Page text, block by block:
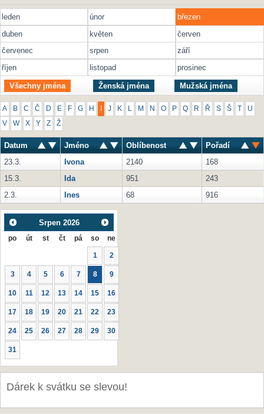
leden únor
březen
duben
květen
červen
červenec
srpen
září
říjen
listopad prosinec
Všechny jména Ženská jména Mužská jména
A B C Č D E F G H J K M N O P Q R Ř S Š U
V W X Y Z Ž
Datum Jméno Oblíbenost
Pořadí
23.3.
Ivona 2140
168
15.3.
Ida 951
243
2.3.
Ines 68 916
Srpen 2026
po út st čt pá so ne
1 2
3 4 5 6 7 8 9
10 11 12 13 14 15 16
17 18 19 20 21 22 23
24 25 26 27 28 29 30
31
Dárek k svátku se slevou!